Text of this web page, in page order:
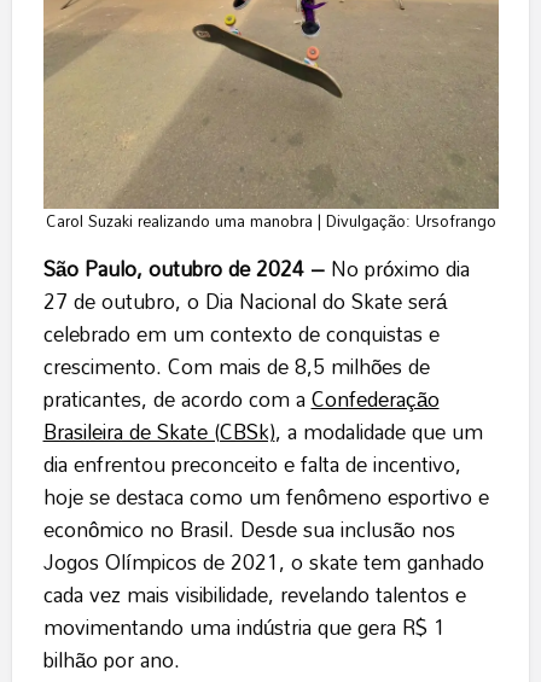
Carol Suzaki realizando uma manobra | Divulgação: Ursofrango
São Paulo, outubro de 2024 –No próximo dia
27 de outubro, o Dia Nacional do Skate será
celebrado em um contexto de conquistas e
crescimento. Com mais de 8,5 milhões de
praticantes, de acordo com aConfederação
Brasileira de Skate (CBSk), a modalidade que um
dia enfrentou preconceito e falta de incentivo,
hoje se destaca como um fenômeno esportivo e
econômico no Brasil. Desde sua inclusão nos
Jogos Olímpicos de 2021, o skate tem ganhado
cada vez mais visibilidade, revelando talentos e
movimentando uma indústria que gera R$ 1
bilhão por ano.